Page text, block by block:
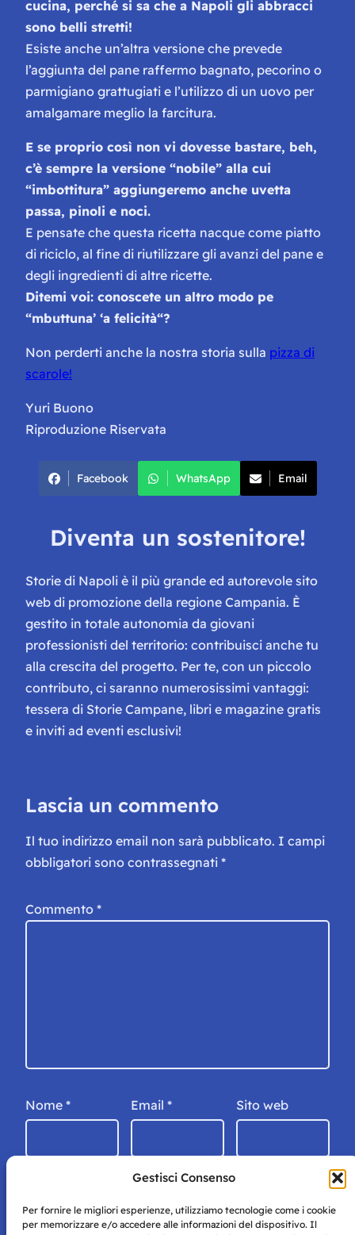
Gestisci Consenso
Per fornire le migliori esperienze, utilizziamo tecnologie come i cookie
per memorizzare e/o accedere alle informazioni del dispositivo. Il
cucina, perché si sa che a Napoli gli abbracci
sono belli stretti!
Esiste anche un’altra versione che prevede
l’aggiunta del pane raffermo bagnato, pecorino o
parmigiano grattugiati e l’utilizzo di un uovo per
amalgamare meglio la farcitura.
E se proprio così non vi dovesse bastare, beh,
c’è sempre la versione “nobile” alla cui
“imbottitura” aggiungeremo anche uvetta
passa, pinoli e noci.
E pensate che questa ricetta nacque come piatto
di riciclo, al fine di riutilizzare gli avanzi del pane e
degli ingredienti di altre ricette.
Ditemi voi: conoscete un altro modo pe
“mbuttuna’ ‘a felicità“?
Non perderti anche la nostra storia sulla pizza di
scarole!
Yuri Buono
Riproduzione Riservata
Facebook WhatsApp Email
Diventa un sostenitore!
Storie di Napoli è il più grande ed autorevole sito
web di promozione della regione Campania. È
gestito in totale autonomia da giovani
professionisti del territorio: contribuisci anche tu
alla crescita del progetto. Per te, con un piccolo
contributo, ci saranno numerosissimi vantaggi:
tessera di Storie Campane, libri e magazine gratis
e inviti ad eventi esclusivi!
Lascia un commento
Il tuo indirizzo email non sarà pubblicato. I campi
obbligatori sono contrassegnati *
Commento *
Nome * Email * Sito web